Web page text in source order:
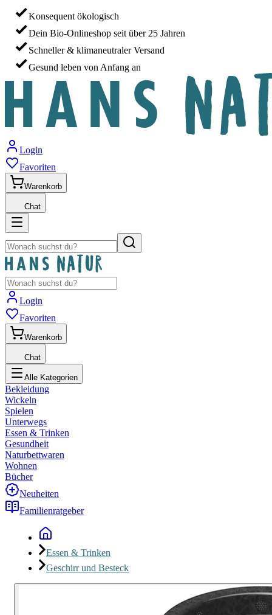
Konsequent ökologisch
Dein Bio-Onlineshop seit über 25 Jahren
Schneller & klimaneutraler Versand
Gesund leben von Anfang an
Login
Favoriten
Warenkorb
Chat
Login
Favoriten
Warenkorb
Chat
Alle Kategorien
Bekleidung
Wickeln
Spielen
Unterwegs
Essen & Trinken
Gesundheit
Naturbettwaren
Wohnen
Bücher
Neuheiten
Familienratgeber
Essen & Trinken
Geschirr und Besteck